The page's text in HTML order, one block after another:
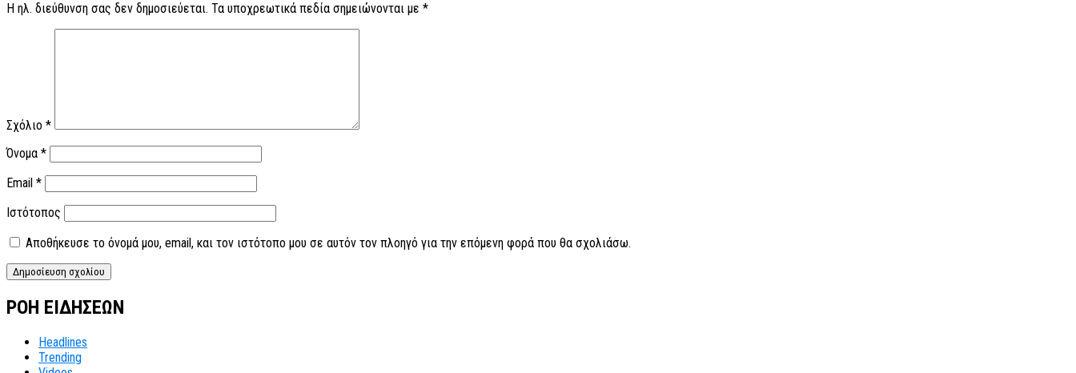
Η ηλ. διεύθυνση σας δεν δημοσιεύεται. Τα υποχρεωτικά πεδία σημειώνονται με *
Σχόλιο *
Όνομα *
Email *
Ιστότοπος
Αποθήκευσε το όνομά μου, email, και τον ιστότοπο μου σε αυτόν τον πλοηγό για την επόμενη φορά που θα σχολιάσω.
ΡΟΗ ΕΙΔΗΣΕΩΝ
Headlines
Trending